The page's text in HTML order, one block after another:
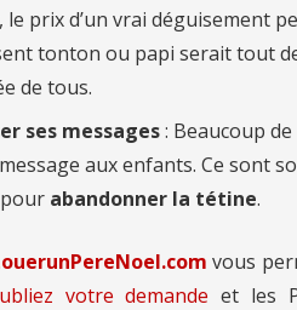
le prix d’un vrai déguisement
tonton ou papi serait tout
de tous.
ses messages: Beaucoup
aux enfants. Ce sont
abandonner la tétine.
vous
votre demande et les